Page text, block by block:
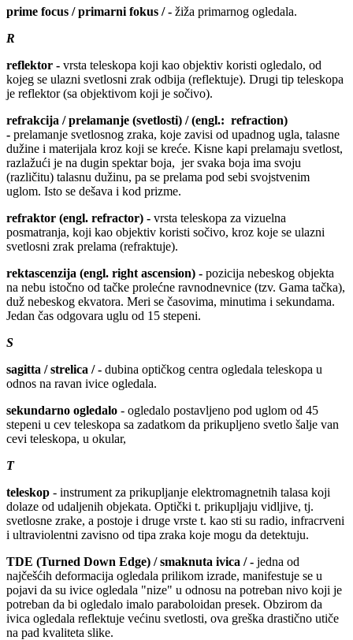
prime focus / primarni fokus / - žiža primarnog ogledala.
R
reflektor - vrsta teleskopa koji kao objektiv koristi ogledalo, od
kojeg se ulazni svetlosni zrak odbija (reflektuje). Drugi tip teleskopa
je reflektor (sa objektivom koji je sočivo).
refrakcija / prelamanje (svetlosti) / (engl.: refraction)
- prelamanje svetlosnog zraka, koje zavisi od upadnog ugla, talasne
dužine i materijala kroz koji se kreće. Kisne kapi prelamaju svetlost,
razlažući je na dugin spektar boja, jer svaka boja ima svoju
(različitu) talasnu dužinu, pa se prelama pod sebi svojstvenim
uglom. Isto se dešava i kod prizme.
refraktor (engl. refractor) - vrsta teleskopa za vizuelna
posmatranja, koji kao objektiv koristi sočivo, kroz koje se ulazni
svetlosni zrak prelama (refraktuje).
rektascenzija (engl. right ascension) - pozicija nebeskog objekta
na nebu istočno od tačke prolećne ravnodnevnice (tzv. Gama tačka),
duž nebeskog ekvatora. Meri se časovima, minutima i sekundama.
Jedan čas odgovara uglu od 15 stepeni.
S
sagitta / strelica / - dubina optičkog centra ogledala teleskopa u
odnos na ravan ivice ogledala.
sekundarno ogledalo - ogledalo postavljeno pod uglom od 45
stepeni u cev teleskopa sa zadatkom da prikupljeno svetlo šalje van
cevi teleskopa, u okular,
T
teleskop - instrument za prikupljanje elektromagnetnih talasa koji
dolaze od udaljenih objekata. Optički t. prikupljaju vidljive, tj.
svetlosne zrake, a postoje i druge vrste t. kao sti su radio, infracrveni
i ultraviolentni zavisno od tipa zraka koje mogu da detektuju.
TDE (Turned Down Edge) / smaknuta ivica / - jedna od
najčešćih deformacija ogledala prilikom izrade, manifestuje se u
pojavi da su ivice ogledala "nize" u odnosu na potreban nivo koji je
potreban da bi ogledalo imalo paraboloidan presek. Obzirom da
ivica ogledala reflektuje većinu svetlosti, ova greška drastično utiče
na pad kvaliteta slike.